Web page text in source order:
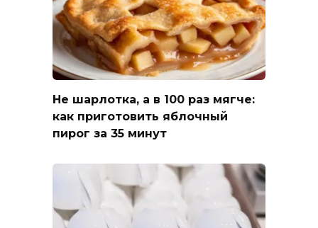
Не шарлотка, а в 100 раз мягче:
как приготовить яблочный
пирог за 35 минут